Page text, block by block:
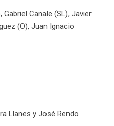
Gabriel Canale (SL), Javier
(O), Juan Ignacio
Llanes y José Rendo